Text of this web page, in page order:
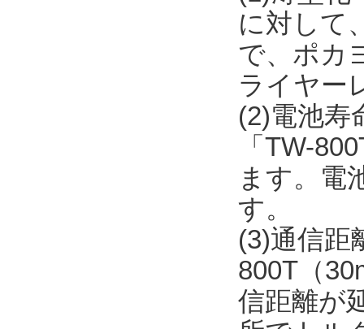
に対して
で、ポカ
ライヤー
(2)電池寿
「TW-
ます。電
す。
(3)通信距
800T（
信距離が